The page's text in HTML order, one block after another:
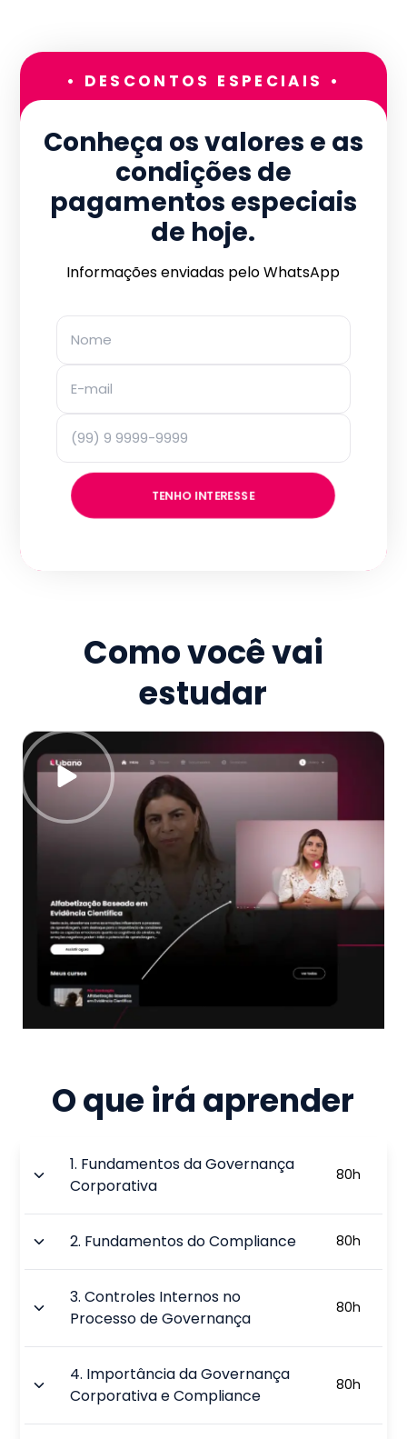
• DESCONTOS ESPECIAIS •
Conheça os valores e as
condições de
pagamentos especiais
de hoje.
Informações enviadas pelo WhatsApp
TENHO INTERESSE
Como você vai
estudar
O que irá aprender
1. Fundamentos da Governança
Corporativa
80h
2. Fundamentos do Compliance 80h
3.Controles Internos no
Processo de Governança
80h
4. Importância da Governança
Corporativa e Compliance
80h